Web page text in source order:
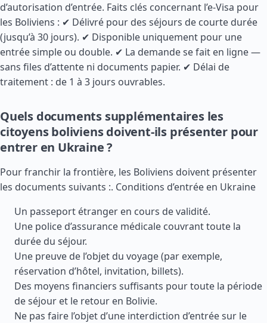
d’autorisation d’entrée. Faits clés concernant l’e-Visa pour
les Boliviens : ✔ Délivré pour des séjours de courte durée
(jusqu’à 30 jours). ✔ Disponible uniquement pour une
entrée simple ou double. ✔ La demande se fait en ligne —
sans files d’attente ni documents papier. ✔ Délai de
traitement : de 1 à 3 jours ouvrables.
Quels documents supplémentaires les
citoyens boliviens doivent-ils présenter pour
entrer en Ukraine ?
Pour franchir la frontière, les Boliviens doivent présenter
les documents suivants :. Conditions d’entrée en Ukraine
Un passeport étranger en cours de validité.
Une police d’assurance médicale couvrant toute la
durée du séjour.
Une preuve de l’objet du voyage (par exemple,
réservation d’hôtel, invitation, billets).
Des moyens financiers suffisants pour toute la période
de séjour et le retour en Bolivie.
Ne pas faire l’objet d’une interdiction d’entrée sur le